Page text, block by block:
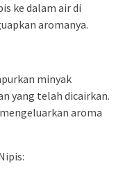
ke dalam air di
aromanya.
minyak
yang telah dicairkan.
aroma